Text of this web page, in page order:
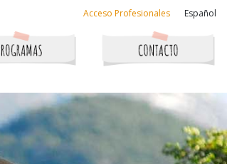
Acceso Profesionales Español